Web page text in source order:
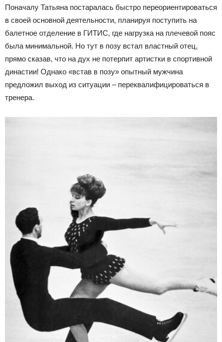
Поначалу Татьяна постаралась быстро переориентироваться
в своей основной деятельности, планируя поступить на
балетное отделение в ГИТИС, где нагрузка на плечевой пояс
была минимальной. Но тут в позу встал властный отец,
прямо сказав, что на дух не потерпит артистки в спортивной
династии! Однако «встав в позу» опытный мужчина
предложил выход из ситуации – переквалифицироваться в
тренера.